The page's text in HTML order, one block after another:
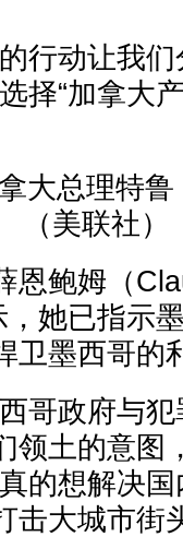
行动让我
择“加拿大
恩鲍姆（
她已指示
卫墨西哥的
哥政府与
领土的意图
的想解决
击大城市街